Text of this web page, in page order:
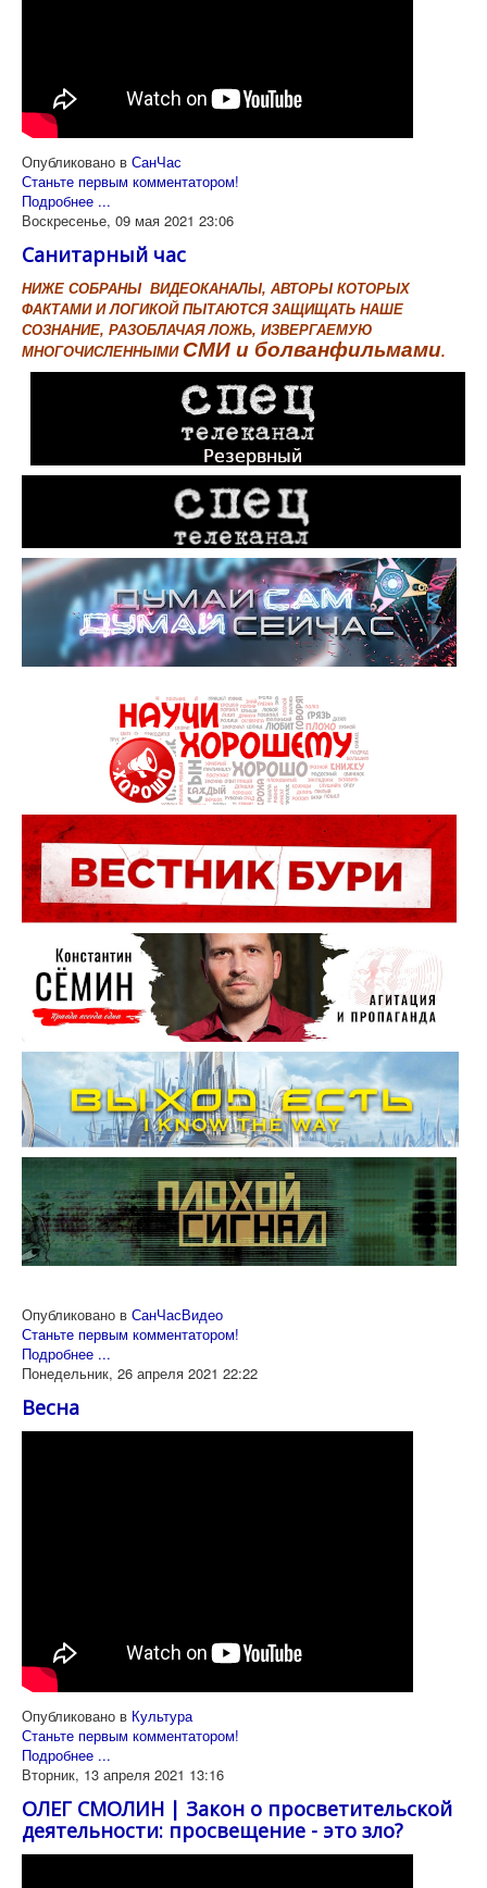
Опубликовано в СанЧас
Станьте первым комментатором!
Подробнее ...
Воскресенье, 09 мая 2021 23:06
Санитарный час
НИЖЕ СОБРАНЫ ВИДЕОКАНАЛЫ, АВТОРЫКОТОРЫХ
ФАКТАМИ И ЛОГИКОЙ ПЫТАЮТСЯ ЗАЩИЩАТЬ НАШЕ
СОЗНАНИЕ, РАЗОБЛАЧАЯ ЛОЖЬ, ИЗВЕРГАЕМУЮ
МНОГОЧИСЛЕННЫМИ СМИ и болванфильмами.
Опубликовано в СанЧасВидео
Станьте первым комментатором!
Подробнее ...
Понедельник, 26 апреля 2021 22:22
Весна
Опубликовано в Культура
Станьте первым комментатором!
Подробнее ...
Вторник, 13 апреля 2021 13:16
ОЛЕГ СМОЛИН | Закон о просветительской
деятельности: просвещение - это зло?